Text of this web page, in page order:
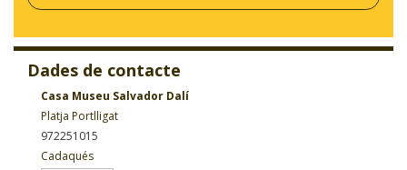
Dades de contacte
Casa Museu Salvador Dalí
Platja Portlligat
972251015
Cadaqués